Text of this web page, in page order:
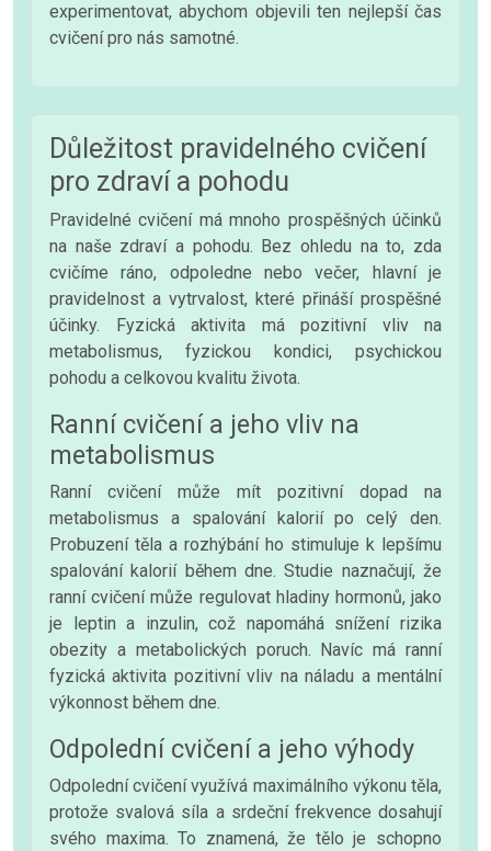
experimentovat, abychom objevili ten nejlepší čas
cvičení pro nás samotné.
Důležitost pravidelného cvičení
pro zdraví a pohodu
Pravidelné cvičení má mnoho prospěšných účinků
na naše zdraví a pohodu. Bez ohledu na to, zda
cvičíme ráno, odpoledne nebo večer, hlavní je
pravidelnost a vytrvalost, které přináší prospěšné
účinky. Fyzická aktivita má pozitivní vliv na
metabolismus, fyzickou kondici, psychickou
pohodu a celkovou kvalitu života.
Ranní cvičení a jeho vliv na
metabolismus
Ranní cvičení může mít pozitivní dopad na
metabolismus a spalování kalorií po celý den.
Probuzení těla a rozhýbání ho stimuluje k lepšímu
spalování kalorií během dne. Studie naznačují, že
ranní cvičení může regulovat hladiny hormonů, jako
je leptin a inzulin, což napomáhá snížení rizika
obezity a metabolických poruch. Navíc má ranní
fyzická aktivita pozitivní vliv na náladu a mentální
výkonnost během dne.
Odpolední cvičení a jeho výhody
Odpolední cvičení využívá maximálního výkonu těla,
protože svalová síla a srdeční frekvence dosahují
svého maxima. To znamená, že tělo je schopno